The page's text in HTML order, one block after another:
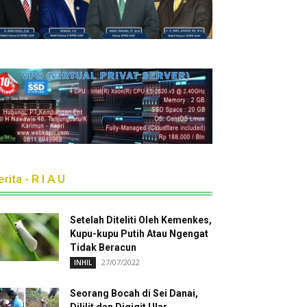
- R I A U
Setelah Diteliti Oleh Kemenkes,
Kupu-kupu Putih Atau Ngengat
Tidak Beracun
INHIL 27/07/2022
Seorang Bocah di Sei Danai,